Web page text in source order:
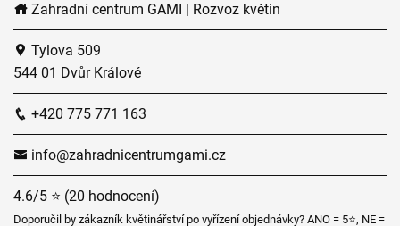
Zahradní centrum GAMI | Rozvoz květin
Tylova 509
544 01 Dvůr Králové
+420 775 771 163
info@zahradnicentrumgami.cz
4.6/5 ⭐ (20 hodnocení)
Doporučil by zákazník květinářství po vyřízení objednávky? ANO = 5⭐, NE =